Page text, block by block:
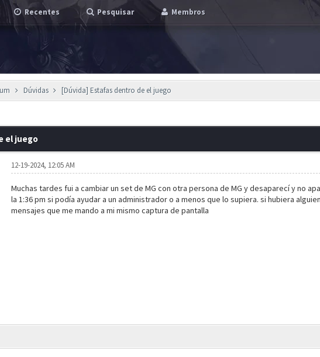
Recentes Pesquisar Membros
Dúvidas [Dúvida] Estafas dentro de el juego
el juego
12-19-2024, 12:05 AM
Muchas tardes fui a cambiar un set de MG con otra persona de MG y desaparecí y no
la 1:36 pm si podía ayudar a un administrador o a menos que lo supiera. si hubiera
mensajes que me mando a mi mismo captura de pantalla